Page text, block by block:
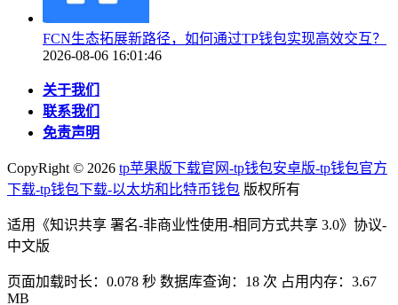
FCN生态拓展新路径，如何通过TP钱包实现高效交互？
2026-08-06 16:01:46
关于我们
联系我们
免责声明
CopyRight © 2026 tp苹果版下载官网-tp钱包安卓版-tp钱包官方
下载-tp钱包下载-以太坊和比特币钱包 版权所有
适用《知识共享 署名-非商业性使用-相同方式共享 3.0》协议-
中文版
页面加载时长：0.078 秒 数据库查询：18 次 占用内存：3.67
MB